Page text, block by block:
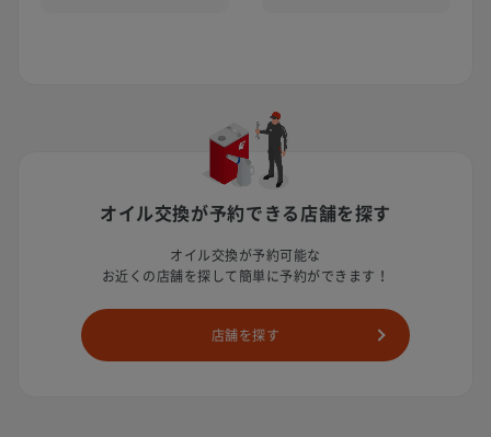
オイル交換が予約できる店舗を探す
オイル交換が予約可能な
お近くの店舗を探して簡単に予約ができます！
店舗を探す